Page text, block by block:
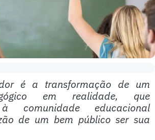
é a transformação de um
em realidade, que
comunidade educacional
de um bem público ser sua